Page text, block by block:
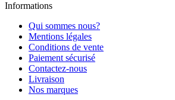
Informations
Qui sommes nous?
Mentions légales
Conditions de vente
Paiement sécurisé
Contactez-nous
Livraison
Nos marques